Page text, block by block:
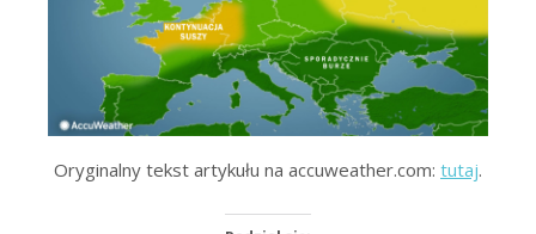
Oryginalny tekst artykułu na accuweather.com: tutaj.